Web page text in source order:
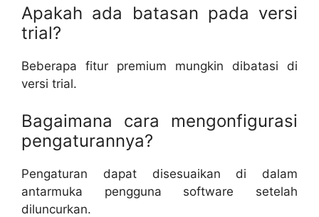
Apakah ada batasan pada versi
trial?
Beberapa fitur premium mungkin dibatasi di
versi trial.
Bagaimana cara mengonfigurasi
pengaturannya?
Pengaturan dapat disesuaikan di dalam
antarmuka pengguna software setelah
diluncurkan.